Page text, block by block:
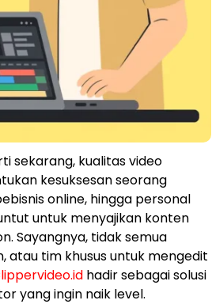
sekarang, kualitas video
kesuksesan seorang
online, hingga personal
untuk menyajikan konten
Sayangnya, tidak semua
atau tim khusus untuk mengedit
hadir sebagai solusi
yang ingin naik level.